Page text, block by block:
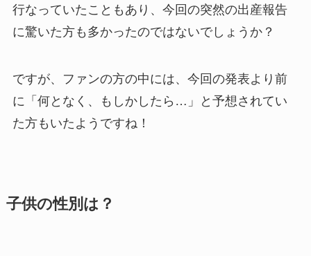
行なっていたこともあり、今回の突然の出産報告
に驚いた方も多かったのではないでしょうか？
ですが、ファンの方の中には、今回の発表より前
に「何となく、もしかしたら…」と予想されてい
た方もいたようですね！
子供の性別は？